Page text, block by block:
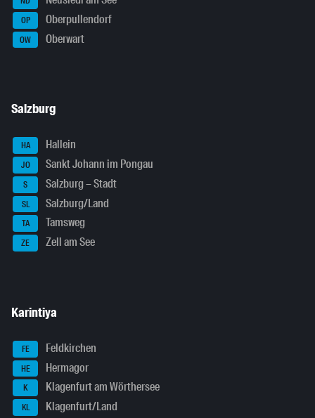
OP Oberpullendorf
OW Oberwart
Salzburg
HA Hallein
JO Sankt Johann im Pongau
S Salzburg – Stadt
SL Salzburg/Land
TA Tamsweg
ZE Zell am See
Karintiya
FE Feldkirchen
HE Hermagor
K Klagenfurt am Wörthersee
KL Klagenfurt/Land